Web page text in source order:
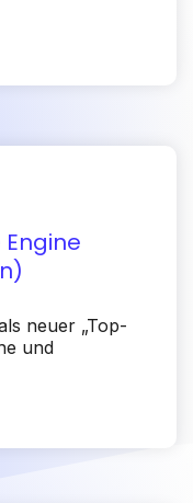
neuer „Top-
und